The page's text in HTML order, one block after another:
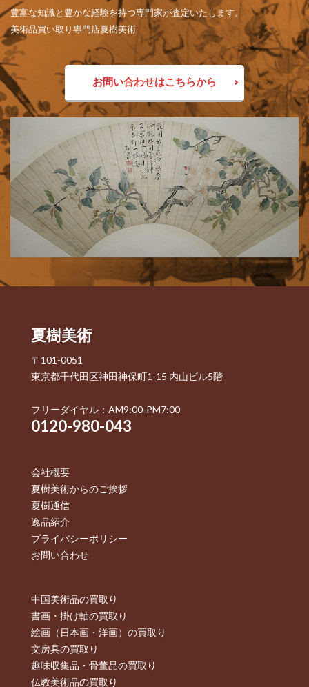
豊富な知識と豊かな経験を持つ専門家が査定いたします。
美術品買い取り専門店夏樹美術
お問い合わせはこちらから
夏樹美術
〒101-0051
東京都千代田区神田神保町1-15 内山ビル5階
フリーダイヤル：AM9:00-PM7:00
0120-980-043
会社概要
夏樹美術からのご挨拶
夏樹通信
逸品紹介
プライバシーポリシー
お問い合わせ
中国美術品の買取り
書画・掛け軸の買取り
絵画（日本画・洋画）の買取り
文房具の買取り
趣味収集品・骨董品の買取り
仏教美術品の買取り